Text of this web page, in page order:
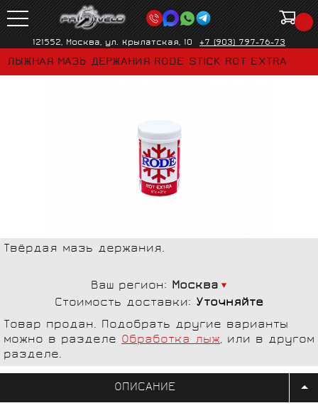
121552, Москва, ул. Крылатская, 10 +7 (903) 797-76-73
ЛЫЖНАЯ МАЗЬ ДЕРЖАНИЯ RODE STICK ROT EXTRA
Твёрдая мазь держания.
Ваш регион: Москва
Стоимость доставки: Уточняйте
Товар продан. Подобрать другие варианты
можно в разделе Обработка лыж, или в другом
разделе.
ОПИСАНИЕ